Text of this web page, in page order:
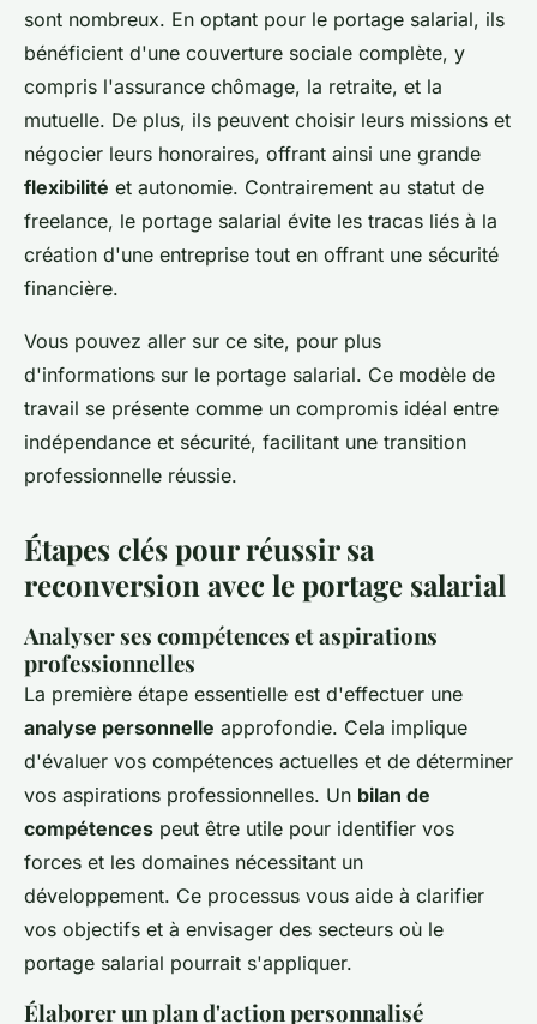
sont nombreux. En optant pour le portage salarial, ils
bénéficient d'une couverture sociale complète, y
compris l'assurance chômage, la retraite, et la
mutuelle. De plus, ils peuvent choisir leurs missions et
négocier leurs honoraires, offrant ainsi une grande
flexibilité et autonomie. Contrairement au statut de
freelance, le portage salarial évite les tracas liés à la
création d'une entreprise tout en offrant une sécurité
financière.
Vous pouvez aller sur ce site, pour plus
d'informations sur le portage salarial. Ce modèle de
travail se présente comme un compromis idéal entre
indépendance et sécurité, facilitant une transition
professionnelle réussie.
Étapes clés pour réussir sa
reconversion avec le portage salarial
Analyser ses compétences et aspirations
professionnelles
La première étape essentielle est d'effectuer une
analyse personnelle approfondie. Cela implique
d'évaluer vos compétences actuelles et de déterminer
vos aspirations professionnelles. Un bilan de
compétences peut être utile pour identifier vos
forces et les domaines nécessitant un
développement. Ce processus vous aide à clarifier
vos objectifs et à envisager des secteurs où le
portage salarial pourrait s'appliquer.
Élaborer un plan d'action personnalisé